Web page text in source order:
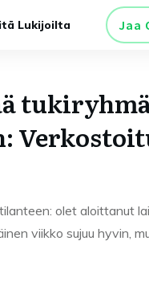
Lukijoilta Jaa
olet aloittanut
viikko sujuu hyvin,